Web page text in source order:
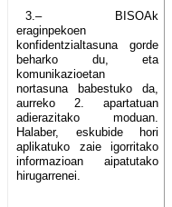
3.– BISOAk
eraginpekoen
konfidentzialtasuna gorde
beharko du, eta
komunikazioetan
nortasuna babestuko da,
aurreko 2. apartatuan
adierazitako moduan.
Halaber, eskubide hori
aplikatuko zaie igorritako
informazioan aipatutako
hirugarrenei.